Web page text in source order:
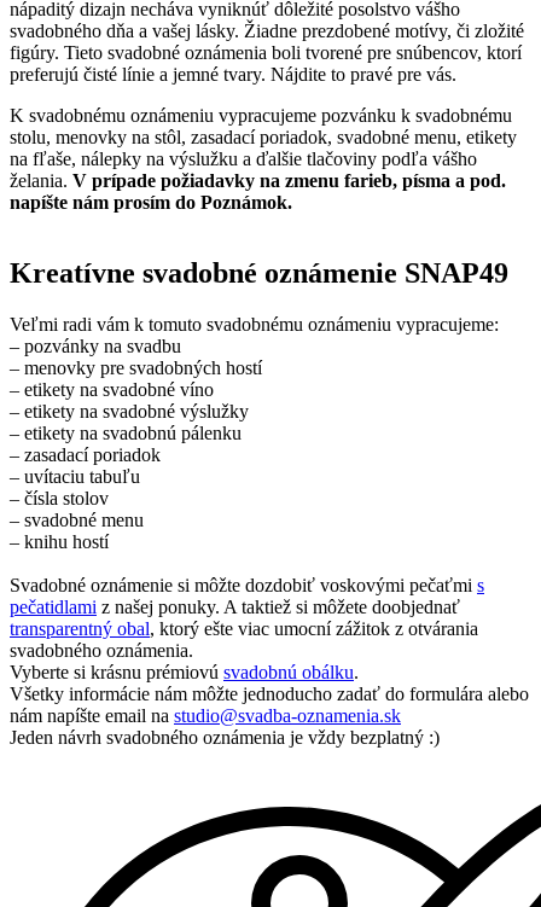
nápaditý dizajn necháva vyniknúť dôležité posolstvo vášho
svadobného dňa a vašej lásky. Žiadne prezdobené motívy, či zložité
figúry. Tieto svadobné oznámenia boli tvorené pre snúbencov, ktorí
preferujú čisté línie a jemné tvary. Nájdite to pravé pre vás.
K svadobnému oznámeniu vypracujeme pozvánku k svadobnému
stolu, menovky na stôl, zasadací poriadok, svadobné menu, etikety
na fľaše, nálepky na výslužku a ďalšie tlačoviny podľa vášho
želania. V prípade požiadavky na zmenu farieb, písma a pod.
napíšte nám prosím do Poznámok.
Kreatívne svadobné oznámenie SNAP49
Veľmi radi vám k tomuto svadobnému oznámeniu vypracujeme:
– pozvánky na svadbu
– menovky pre svadobných hostí
– etikety na svadobné víno
– etikety na svadobné výslužky
– etikety na svadobnú pálenku
– zasadací poriadok
– uvítaciu tabuľu
– čísla stolov
– svadobné menu
– knihu hostí
Svadobné oznámenie si môžte dozdobiť voskovými pečaťmi s
pečatidlami z našej ponuky. A taktiež si môžete doobjednať
transparentný obal, ktorý ešte viac umocní zážitok z otvárania
svadobného oznámenia.
Vyberte si krásnu prémiovú svadobnú obálku.
Všetky informácie nám môžte jednoducho zadať do formulára alebo
nám napíšte email na studio@svadba-oznamenia.sk
Jeden návrh svadobného oznámenia je vždy bezplatný :)